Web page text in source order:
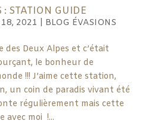
: STATION GUIDE
2021 BLOG ÉVASIONS
Deux Alpes et c’était
le bonheur de
!!! J’aime cette station,
un coin de paradis vivant été
régulièrement mais cette
avec moi !...